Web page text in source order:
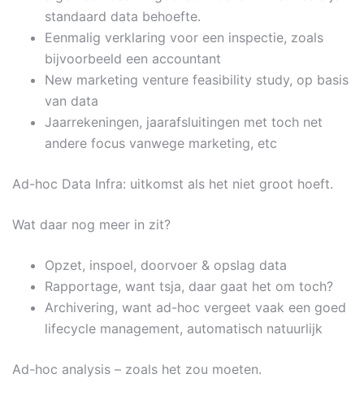
standaard data behoefte.
Eenmalig verklaring voor een inspectie, zoals
bijvoorbeeld een accountant
New marketing venture feasibility study, op basis
van data
Jaarrekeningen, jaarafsluitingen met toch net
andere focus vanwege marketing, etc
Ad-hoc Data Infra: uitkomst als het niet groot hoeft.
Wat daar nog meer in zit?
Opzet, inspoel, doorvoer & opslag data
Rapportage, want tsja, daar gaat het om toch?
Archivering, want ad-hoc vergeet vaak een goed
lifecycle management, automatisch natuurlijk
Ad-hoc analysis – zoals het zou moeten.